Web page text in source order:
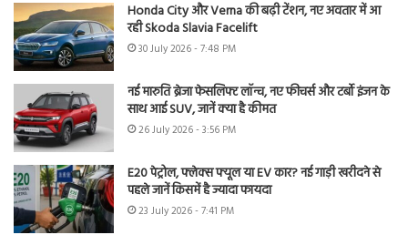
Honda City और Verna की बढ़ी टेंशन, नए अवतार में आ
रही Skoda Slavia Facelift
30 July 2026 - 7:48 PM
नई मारुति ब्रेजा फेसलिफ्ट लॉन्च, नए फीचर्स और टर्बो इंजन के
साथ आई SUV, जानें क्या है कीमत
26 July 2026 - 3:56 PM
E20 पेट्रोल, फ्लेक्स फ्यूल या EV कार? नई गाड़ी खरीदने से
पहले जानें किसमें है ज्यादा फायदा
23 July 2026 - 7:41 PM